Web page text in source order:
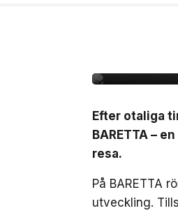
Efter otaliga
BARETTA –
resa.
På BARETTA
utveckling.